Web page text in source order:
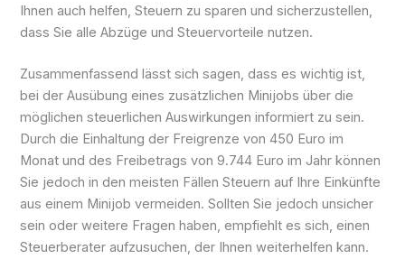
Ihnen auch helfen, Steuern zu sparen und sicherzustellen,
dass Sie alle Abzüge und Steuervorteile nutzen.
Zusammenfassend lässt sich sagen, dass es wichtig ist,
bei der Ausübung eines zusätzlichen Minijobs über die
möglichen steuerlichen Auswirkungen informiert zu sein.
Durch die Einhaltung der Freigrenze von 450 Euro im
Monat und des Freibetrags von 9.744 Euro im Jahr können
Sie jedoch in den meisten Fällen Steuern auf Ihre Einkünfte
aus einem Minijob vermeiden. Sollten Sie jedoch unsicher
sein oder weitere Fragen haben, empfiehlt es sich, einen
Steuerberater aufzusuchen, der Ihnen weiterhelfen kann.